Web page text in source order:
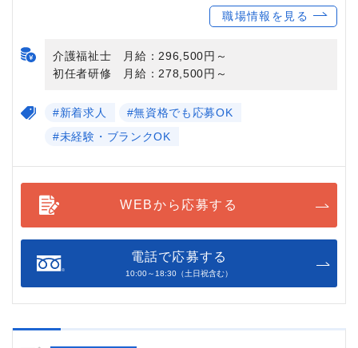
職場情報を見る
介護福祉士 月給：296,500円～
初任者研修 月給：278,500円～
#新着求人
#無資格でも応募OK
#未経験・ブランクOK
WEBから応募する
電話で応募する
10:00～18:30（土日祝含む）